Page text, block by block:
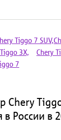
Tiggo 7
3X,
Chery
7
Chery
в России в